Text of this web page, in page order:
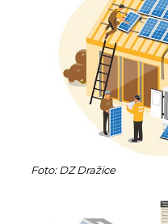
Foto: DZ Dražice